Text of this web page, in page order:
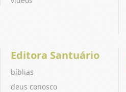
Editora Santuário
bíblias
deus conosco